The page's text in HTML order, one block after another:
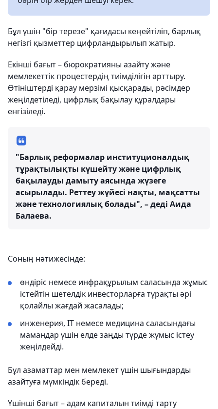
Бұл үшін "бір терезе" қағидасы кеңейтіліп, барлық
негізгі қызметтер цифрландырылып жатыр.
Екінші бағыт – бюрократияны азайту және
мемлекеттік процестердің тиімділігін арттыру.
Өтініштерді қарау мерзімі қысқарады, рәсімдер
жеңілдетіледі, цифрлық бақылау құралдары
енгізіледі.
"Барлық реформалар институционалдық
тұрақтылықты күшейту және цифрлық
бақылауды дамыту аясында жүзеге
асырылады. Реттеу жүйесі нақты, мақсатты
және технологиялық болады", – деді Аида
Балаева.
Соның нәтижесінде:
өндіріс немесе инфрақұрылым саласында жұмыс
істейтін шетелдік инвесторларға тұрақты әрі
қолайлы жағдай жасалады;
инженерия, IT немесе медицина саласындағы
мамандар үшін елде заңды түрде жұмыс істеу
жеңілдейді.
Бұл азаматтар мен мемлекет үшін шығындарды
азайтуға мүмкіндік береді.
Үшінші бағыт – адам капиталын тиімді тарту